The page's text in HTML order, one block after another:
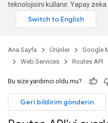
teknolojisini kullanır. Yapay
Ana Sayfa Ürünler Google
Web Services
Routes API
Bu size yardımcı oldu mu?
Geri bildirim gönderin